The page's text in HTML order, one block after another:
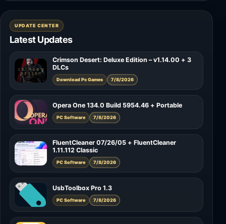
UPDATE CENTER
Latest Updates
Crimson Desert: Deluxe Edition – v1.14.00 + 3
DLCs
Download Pc Games 7/8/2026
Opera One 134.0 Build 5954.46 + Portable
PC Software 7/8/2026
FluentCleaner 07/26/05 + FluentCleaner
1.11.112 Classic
PC Software 7/8/2026
UsbToolbox Pro 1.3
PC Software 7/8/2026